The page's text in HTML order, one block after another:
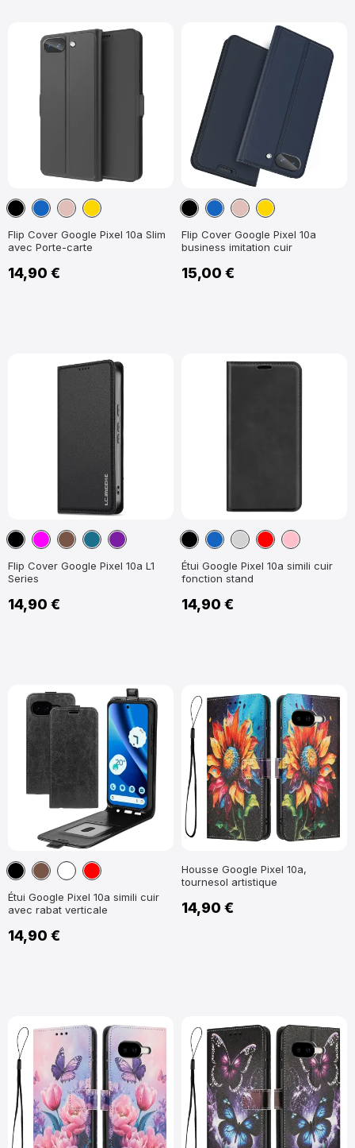
NoirBleuOr Or
Flip Cover Google Pixel 10a Slim
avec Porte-carte
14,90 €
NoirBleuOr Or
Flip Cover Google Pixel 10a
business imitation cuir
15,00 €
NoirMagenta
Marron
BleuViolet
Flip Cover Google Pixel 10a L1
Series
14,90 €
NoirBleuGrisRouge
Rose
Étui Google Pixel 10a simili cuir
fonction stand
14,90 €
NoirMarron
BlancRouge
Étui Google Pixel 10a simili cuir
avec rabat verticale
14,90 €
Housse Google Pixel 10a,
tournesol artistique
14,90 €